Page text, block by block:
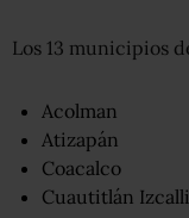
Los 13 municipios
Acolman
Atizapán
Coacalco
Cuautitlán Izcalli